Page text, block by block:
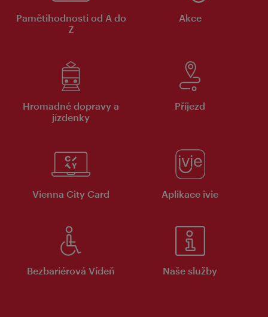
Pamětihodnosti od A do
Z
Akce
Hromadné dopravy a
jízdenky
Příjezd
Vienna City Card Aplikace ivie
Bezbariérová Vídeň Naše služby